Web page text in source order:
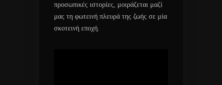
προσωπικές ιστορίες, μοιράζεται μαζί
μας τη φωτεινή πλευρά της ζωής σε μία
σκοτεινή εποχή.